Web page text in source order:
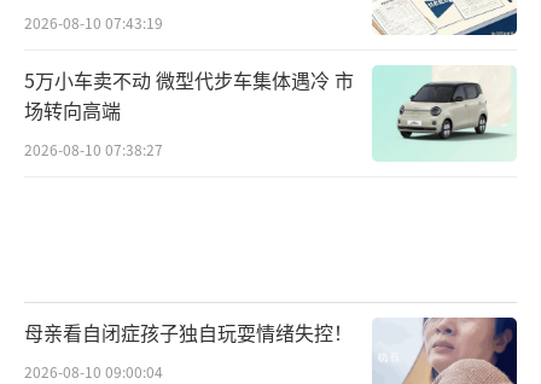
2026-08-10 07:43:19
5万小车卖不动 微型代步车集体遇冷 市
场转向高端
2026-08-10 07:38:27
母亲看自闭症孩子独自玩耍情绪失控！
2026-08-10 09:00:04